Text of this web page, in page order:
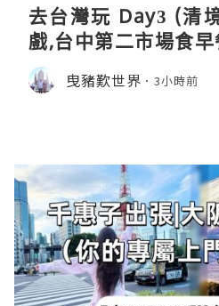
去台灣玩 Day3 (清
戲,台中第二市場食
曳豬歎世界 3小時前